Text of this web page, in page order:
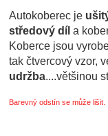
Autokoberec je
středový díl a
Koberce jsou
tak čtvercový vzor,
udržba....většinou
Barevný odstín se může lišit.